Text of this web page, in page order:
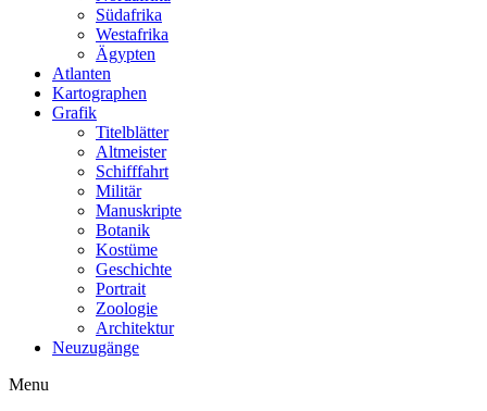
Südafrika
Westafrika
Ägypten
Atlanten
Kartographen
Grafik
Titelblätter
Altmeister
Schifffahrt
Militär
Manuskripte
Botanik
Kostüme
Geschichte
Portrait
Zoologie
Architektur
Neuzugänge
Menu